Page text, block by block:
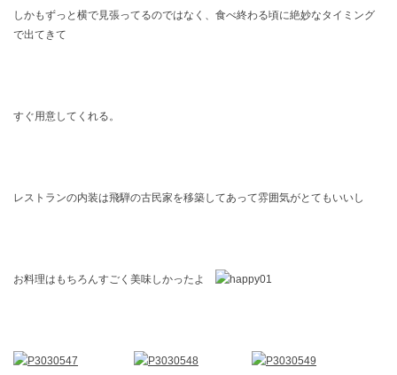
しかもずっと横で見張ってるのではなく、食べ終わる頃に絶妙なタイミング
で出てきて
すぐ用意してくれる。
レストランの内装は飛騨の古民家を移築してあって雰囲気がとてもいいし
お料理はもちろんすごく美味しかったよ